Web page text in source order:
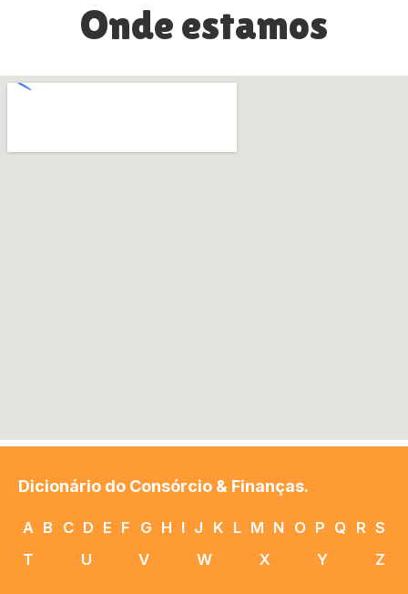
Onde estamos
Dicionário do Consórcio & Finanças.
A B C D E F G H I J K L M N O P Q R S
T
U V W X Y Z